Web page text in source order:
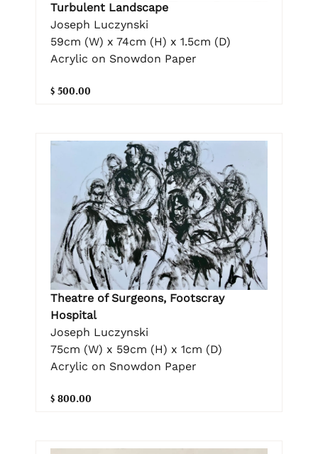
Turbulent Landscape
Joseph Luczynski
59cm (W) x 74cm (H) x 1.5cm (D)
Acrylic on Snowdon Paper
$ 500.00
Theatre of Surgeons, Footscray
Hospital
Joseph Luczynski
75cm (W) x 59cm (H) x 1cm (D)
Acrylic on Snowdon Paper
$ 800.00